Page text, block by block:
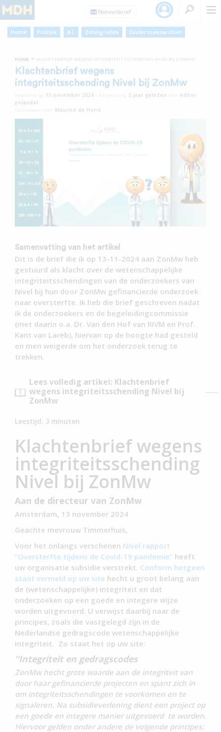
Home Politiek A.I. Zetelgrafiek Onderzoeksarchief
HOME »
Klachtenbrief wegens
integriteitsschending Nivel bij ZonMw
15 november 2024 2 jaar geleden
editor
yolandal
Maurice de Hond
Samenvatting van het artikel
Dit is de brief die ik op 13-11-2024 aan ZonMw heb
gestuurd als klacht over de wetenschappelijke
integriteitsschendingen van de onderzoekers van
Nivel bij hun door ZonMw gefinancierde onderzoek
naar oversterfte. Ik heb die brief geschreven nadat
ik de onderzoekers en de begeleidingcommissie
(met daarin o.a. Dr. Van den Hof van RIVM en Prof.
Kant van Lareb), hiervan op de hoogte had gesteld
en men weigerde om het onderzoek terug te
trekken.
Lees volledig artikel: Klachtenbrief
wegens integriteitsschending Nivel bij
ZonMw
Leestijd: 3 minuten
Klachtenbrief wegens
integriteitsschending
Nivel bij ZonMw
Aan de directeur van ZonMw
Amsterdam, 13 november 2024
Geachte mevrouw Timmerhuis,
Voor het onlangs verschenen Nivel rapport
“Oversterfte tijdens de Covid-19 pandemie” heeft
uw organisatie subsidie verstrekt. Conform hetgeen
staat vermeld op uw site hecht u groot belang aan
de (wetenschappelijke) integriteit en dat
onderzoeken op een goede en integere wijze
worden uitgevoerd. U verwijst daarbij naar de
principes, zoals die vastgelegd zijn in de
Nederlandse gedragscode wetenschappelijke
integriteit. Zo staat het op uw site:
“Integriteit en gedragscodes
ZonMw hecht grote waarde aan de integriteit van
door haar gefinancierde projecten en spant zich in
om integriteitsschendingen te voorkomen en te
signaleren. Na subsidieverlening dient een project op
een goede en integere manier uitgevoerd te worden.
Hiervoor gelden onder andere de volgende principes: